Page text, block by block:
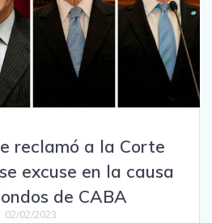
reclamó a la Corte
excuse en la causa
de CABA
02/02/2023